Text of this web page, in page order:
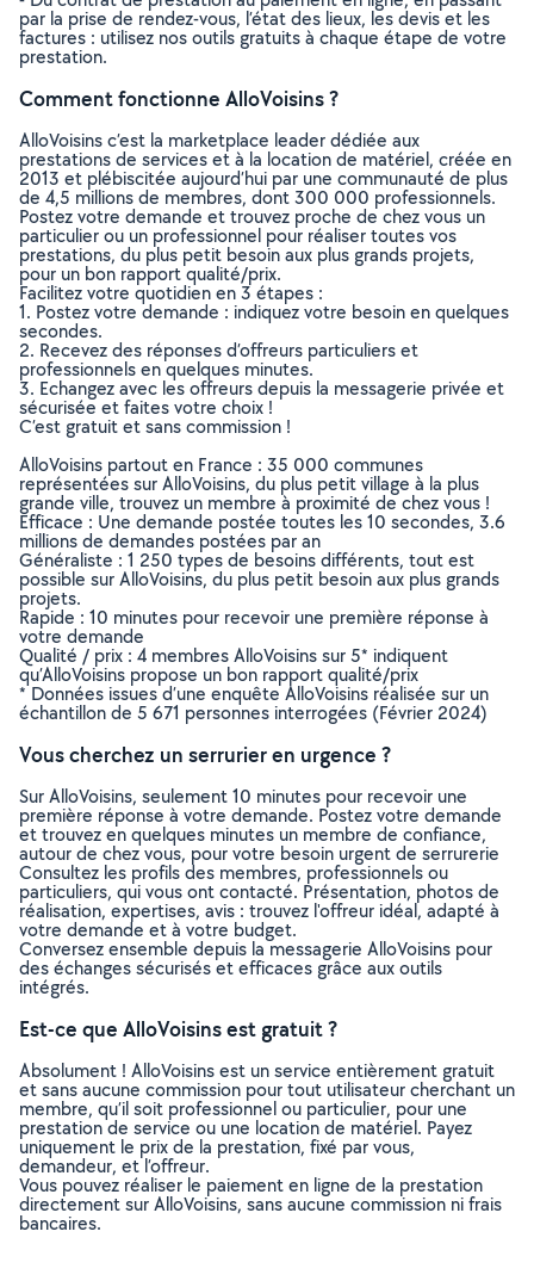
par la prise de rendez-vous, l’état des lieux, les devis et les
factures : utilisez nos outils gratuits à chaque étape de votre
prestation.
Comment fonctionne AlloVoisins ?
AlloVoisins c’est la marketplace leader dédiée aux
prestations de services et à la location de matériel, créée en
2013 et plébiscitée aujourd’hui par une communauté de plus
de 4,5 millions de membres, dont 300 000 professionnels.
Postez votre demande et trouvez proche de chez vous un
particulier ou un professionnel pour réaliser toutes vos
prestations, du plus petit besoin aux plus grands projets,
pour un bon rapport qualité/prix.
Facilitez votre quotidien en 3 étapes :
1. Postez votre demande : indiquez votre besoin en quelques
secondes.
2. Recevez des réponses d’offreurs particuliers et
professionnels en quelques minutes.
3. Echangez avec les offreurs depuis la messagerie privée et
sécurisée et faites votre choix !
C’est gratuit et sans commission !
AlloVoisins partout en France : 35 000 communes
représentées sur AlloVoisins, du plus petit village à la plus
grande ville, trouvez un membre à proximité de chez vous !
Efficace : Une demande postée toutes les 10 secondes, 3.6
millions de demandes postées par an
Généraliste : 1 250 types de besoins différents, tout est
possible sur AlloVoisins, du plus petit besoin aux plus grands
projets.
Rapide : 10 minutes pour recevoir une première réponse à
votre demande
Qualité / prix : 4 membres AlloVoisins sur 5* indiquent
qu’AlloVoisins propose un bon rapport qualité/prix
* Données issues d’une enquête AlloVoisins réalisée sur un
échantillon de 5 671 personnes interrogées (Février 2024)
Vous cherchez un serrurier en urgence ?
Sur AlloVoisins, seulement 10 minutes pour recevoir une
première réponse à votre demande. Postez votre demande
et trouvez en quelques minutes un membre de confiance,
autour de chez vous, pour votre besoin urgent de serrurerie
Consultez les profils des membres, professionnels ou
particuliers, qui vous ont contacté. Présentation, photos de
réalisation, expertises, avis : trouvez l'offreur idéal, adapté à
votre demande et à votre budget.
Conversez ensemble depuis la messagerie AlloVoisins pour
des échanges sécurisés et efficaces grâce aux outils
intégrés.
Est-ce que AlloVoisins est gratuit ?
Absolument ! AlloVoisins est un service entièrement gratuit
et sans aucune commission pour tout utilisateur cherchant un
membre, qu’il soit professionnel ou particulier, pour une
prestation de service ou une location de matériel. Payez
uniquement le prix de la prestation, fixé par vous,
demandeur, et l’offreur.
Vous pouvez réaliser le paiement en ligne de la prestation
directement sur AlloVoisins, sans aucune commission ni frais
bancaires.